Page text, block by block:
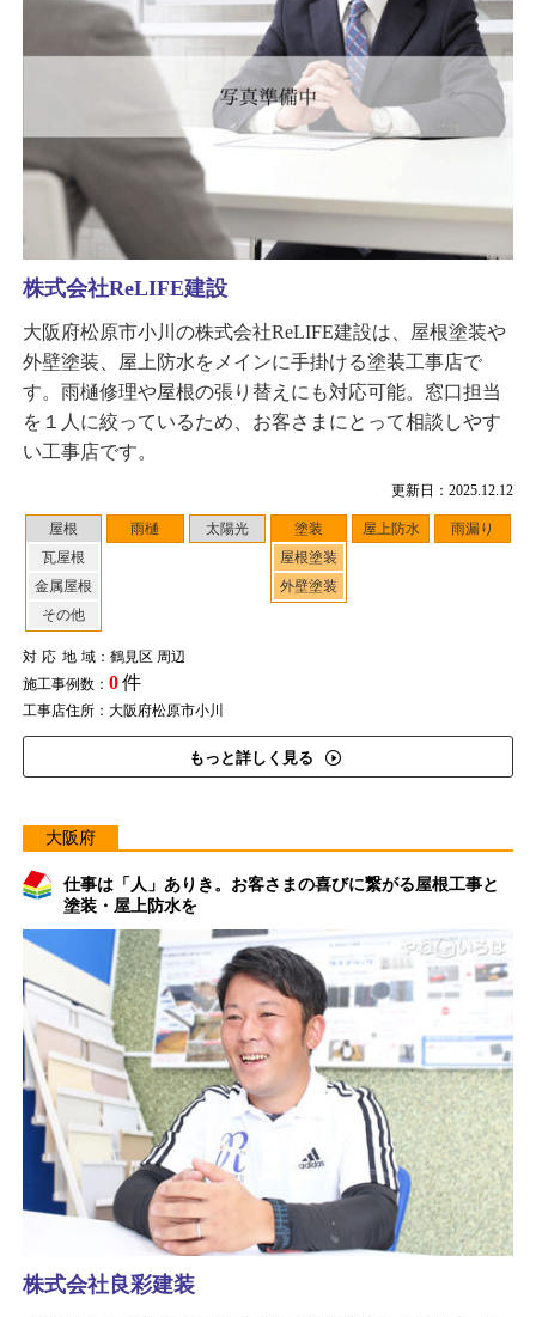
更新日：2025.12.12
屋根
瓦屋根
金属屋根
その他
雨樋 太陽光
塗装
屋根塗装
外壁塗装
屋上防水 雨漏り
対応地域：鶴見区 周辺
施工事例数： 0件
工事店住所：大阪府松原市小川
もっと詳しく見る
株式会社ReLIFE建設
大阪府松原市小川の株式会社ReLIFE建設は、屋根塗装や
外壁塗装、屋上防水をメインに手掛ける塗装工事店で
す。雨樋修理や屋根の張り替えにも対応可能。窓口担当
を１人に絞っているため、お客さまにとって相談しやす
い工事店です。
大阪府
仕事は「人」ありき。お客さまの喜びに繋がる屋根工事と
塗装・屋上防水を
株式会社良彩建装